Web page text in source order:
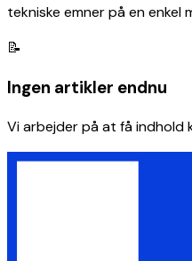
tekniske emner på en enkel
📝
Ingen artikler endnu
Vi arbejder på at få indhold